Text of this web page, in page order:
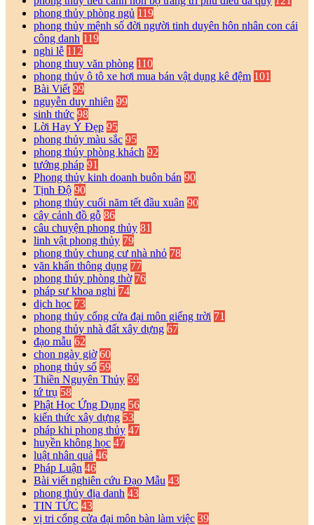
phong thủy phòng ngủ 119
phong thủy mệnh số đời người tinh duyên hôn nhân con cái
công danh 119
nghi lễ 112
phong thuy văn phòng 110
phong thủy ô tô xe hơi mua bán vật dụng kê đệm 101
Bài Viết 99
nguyễn duy nhiên 99
sinh thức 98
Lời Hay Ý Đẹp 95
phong thủy màu sắc 95
phong thủy phòng khách 92
tướng pháp 91
Phong thủy kinh doanh buôn bán 90
Tịnh Độ 90
phong thủy cuối năm tết đầu xuân 90
cây cảnh đồ gỗ 86
câu chuyện phong thủy 81
linh vật phong thủy 79
phong thủy chung cư nhà nhỏ 78
văn khấn thông dụng 77
phong thủy phòng thờ 76
pháp sư khoa nghi 74
dịch học 73
phong thủy cổng cửa đại môn giếng trời 71
phong thủy nhà đất xây dựng 67
đạo mẫu 62
chon ngày giờ 60
phong thủy số 59
Thiền Nguyên Thủy 59
tứ trụ 58
Phật Học Ứng Dụng 56
kiến thức xây dựng 53
pháp khi phong thủy 47
huyền không học 47
luật nhân quả 46
Pháp Luận 46
Bài viết nghiên cứu Đạo Mẫu 43
phong thủy địa danh 43
TIN TỨC 43
vị tri cổng cửa đại môn bàn làm việc 39